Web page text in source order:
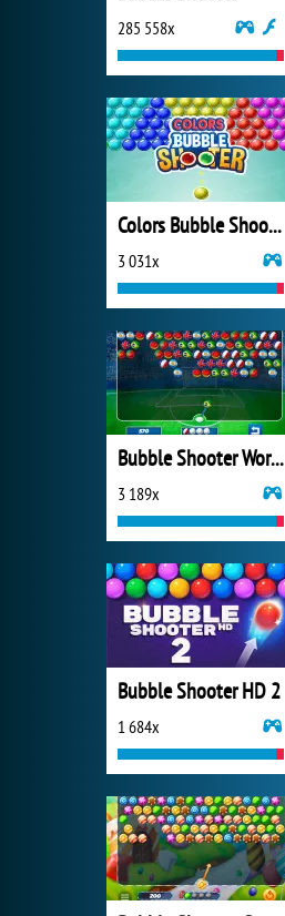
285 558x
Colors Bubble Shooter
3 031x
Bubble Shooter World Cup
3 189x
Bubble Shooter HD 2
1 684x